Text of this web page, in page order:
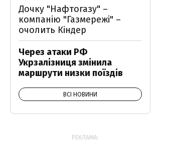
Дочку "Нафтогазу" –
компанію "Газмережі" –
очолить Кіндер
Через атаки РФ
Укрзалізниця змінила
маршрути низки поїздів
ВСІ НОВИНИ
РЕКЛАМА: